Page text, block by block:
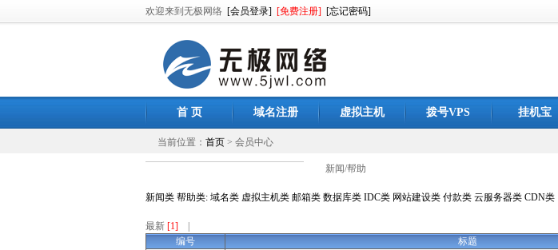
欢迎来到无极网络 [会员登录] [免费注册] [忘记密码]
首 页 域名注册 虚拟主机 拨号VPS 挂机宝
当前位置： 首页 > 会员中心
新闻/帮助
新闻类 帮助类: 域名类 虚拟主机类 邮箱类 数据库类 IDC类 网站建设类 付款类 云服务器类 CDN类
最新 [1]
编号
标题